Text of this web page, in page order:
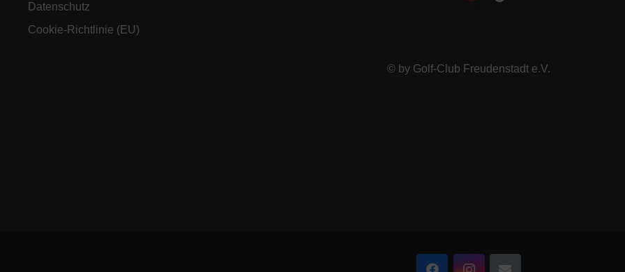
Datenschutz
Cookie-Richtlinie (EU)
© by Golf-Club Freudenstadt e.V.